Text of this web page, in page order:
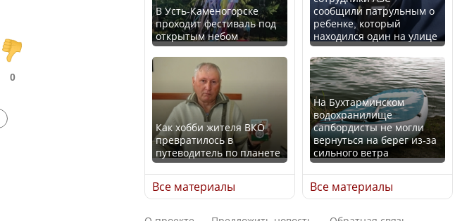
0
Будут ли представлены
интересы регионов в
Курултае?
Ең төменгі жалақы,
алимент, экология: жеті
партия сайлаушылармен
нені талқылап жатыр?
Трамп официально
вступил в должность
президента США
Луну признали объектом
культурного наследия,
находящегося под
угрозой исчезновения
В Усть-Каменогорске
проходит фестиваль под
открытым небом
Как хобби жителя ВКО
превратилось в
путеводитель по планете
Все материалы
сообщили патрульным о
ребенке, который
находился один на улице
На Бухтарминском
водохранилище
сапбордисты не могли
вернуться на берег из-за
сильного ветра
Все материалы